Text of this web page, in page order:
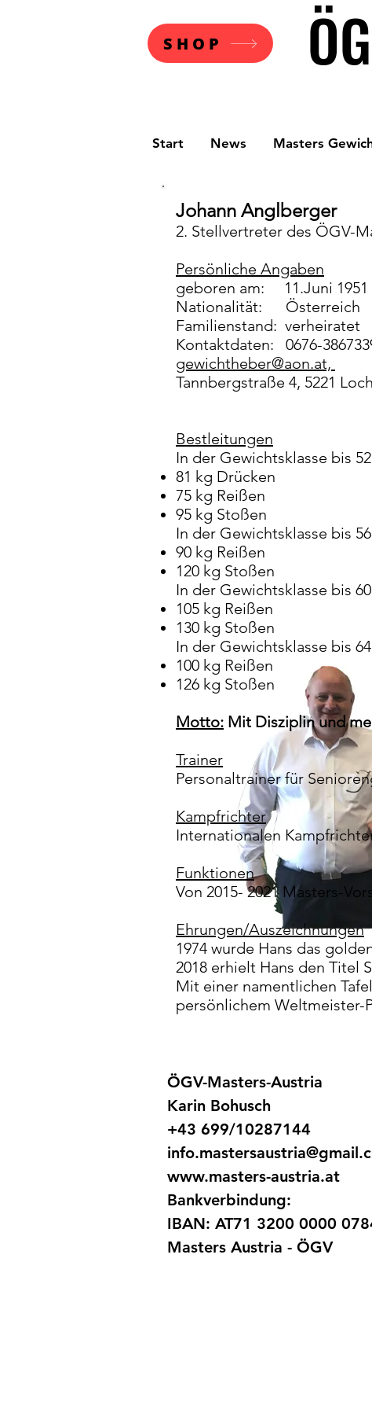
SHOP
Start News Masters
Johann Anglberger
2.
Persönliche Angaben
geboren am: 11.Juni 1951
Nationalität: Österreich
Familienstand: verheiratet
Kontaktdaten: 0676-
gewichtheber@aon.at,
Tannbergstraße 4, 5221
Bestleitungen
In der Gewichtsklasse bis
81 kg Drücken
75 kg Reißen
95 kg Stoßen
In der Gewichtsklasse bis
90 kg Reißen
120 kg Stoßen
In der Gewichtsklasse bis
105 kg Reißen
130 kg Stoßen
In der Gewichtsklasse bis
100 kg Reißen
126 kg Stoßen
Motto: Mit Disziplin und
Trainer
Personaltrainer für
Kampfrichter
Internationalen
Funktionen
Von 2015- 2021 Masters-
Ehrungen/Auszeichnungen
1974 wurde Hans das
2018 erhielt Hans den Titel
Mit einer namentlichen
persönlichem Weltmeister-
ÖGV-Masters-Austria
Karin Bohusch
+43 699/10287144
www.masters-austria.at
Bankverbindung:
IBAN: AT71 3200 0000
Masters Austria - ÖGV